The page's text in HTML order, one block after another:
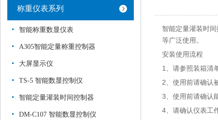
称重仪表系列
智能称重数显仪表
A305智能定量称重控制器
大屏显示仪
TS-5 智能数显控制仪
智能定量灌装时间控制器
DM-C107 智能数显控制仪
智能定量灌装时
等广泛使用。
安装使用流程
1、请参照装箱清
2、使用前请确认
3、使用前请确认
4、请确认仪表工